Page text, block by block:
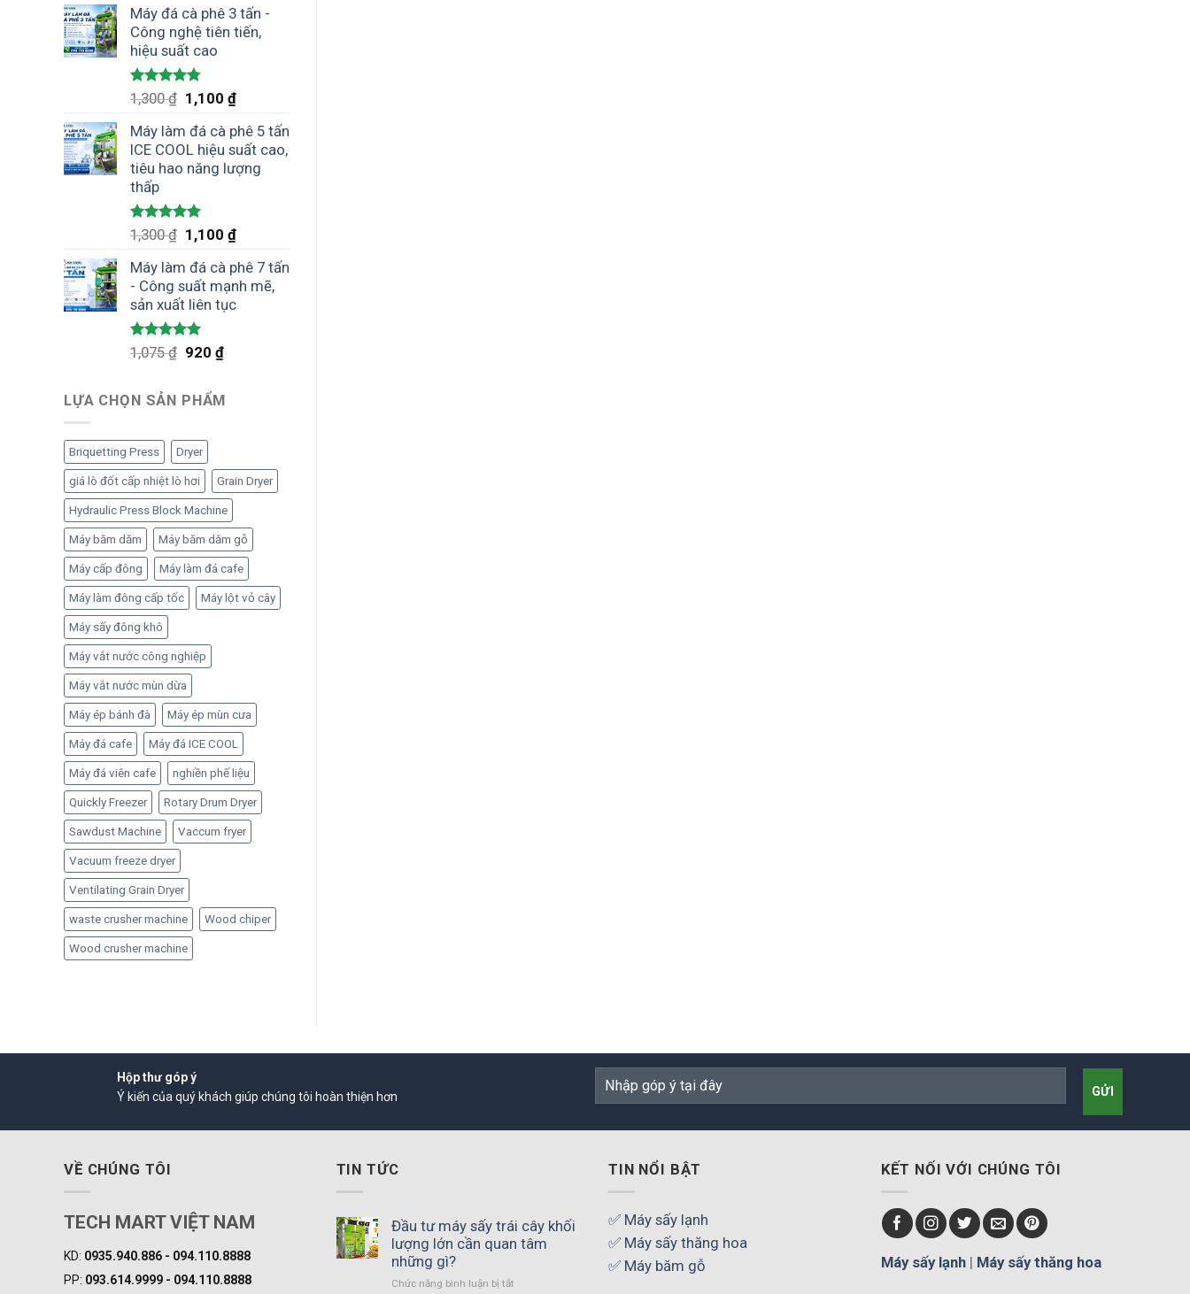
Máy đá cà phê 3 tấn -
Công nghệ tiên tiến,
hiệu suất cao
Được xếp
hạng
4.75
5 sao
1,300₫ Giá
là:
1,300 ₫.
1,100₫Giá
tại
là:
1,100 ₫.
Máy làm đá cà phê 5 tấn
ICE COOL hiệu suất cao,
tiêu hao năng lượng
thấp
Được xếp
hạng
5.00
5 sao
1,300₫ Giá
là:
1,300 ₫.
1,100₫Giá
tại
là:
1,100 ₫.
Máy làm đá cà phê 7 tấn
- Công suất mạnh mẽ,
sản xuất liên tục
Được xếp
hạng
5.00
1,075₫ Giá
1,075 ₫.
920₫Giá
là:
LỰA CHỌN SẢN PHẨM
Briquetting Press Dryer
giá lò đốt cấp nhiệt lò hơi Grain Dryer
Hydraulic Press Block Machine
Máy băm dăm Máy băm dăm gỗ
Máy cấp đông Máy làm đá cafe
Máy làm đông cấp tốc Máy lột vỏ cây
Máy sấy đông khô
Máy vắt nước công nghiệp
Máy vắt nước mùn dừa
Máy ép bánh đà Máy ép mùn cưa
Máy đá cafe Máy đá ICE COOL
Máy đá viên cafe nghiền phế liệu
Quickly Freezer Rotary Drum Dryer
Sawdust Machine Vaccum fryer
Vacuum freeze dryer
Ventilating Grain Dryer
waste crusher machine Wood chiper
Wood crusher machine
Hộp thư góp ý
Ý kiến của quý khách giúp chúng tôi hoàn thiện hơn
VỀ CHÚNG TÔI
TECH MART VIỆT NAM
KD: 0935.940.886 - 094.110.8888
PP: 093.614.9999 - 094.110.8888
TIN TỨC
Đầu tư máy sấy trái cây khối
lượng lớn cần quan tâm
những gì?
Chức năng bình luận bị tắtở
TIN NỔI BẬT
✅ Máy sấy lạnh
✅ Máy sấy thăng hoa
✅ Máy băm gỗ
KẾT NỐI VỚI CHÚNG TÔI
Máy sấy lạnh| Máy sấy thăng hoa